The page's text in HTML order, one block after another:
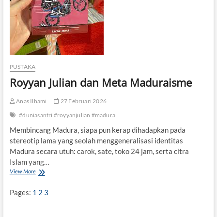
PUSTAKA
Royyan Julian dan Meta Maduraisme
Anas Ilhami
27 Februari 2026
#duniasantri #royyanjulian #madura
Membincang Madura, siapa pun kerap dihadapkan pada
stereotip lama yang seolah menggeneralisasi identitas
Madura secara utuh: carok, sate, toko 24 jam, serta citra
Islam yang…
View MoreR
y
Pages: 1 2 3